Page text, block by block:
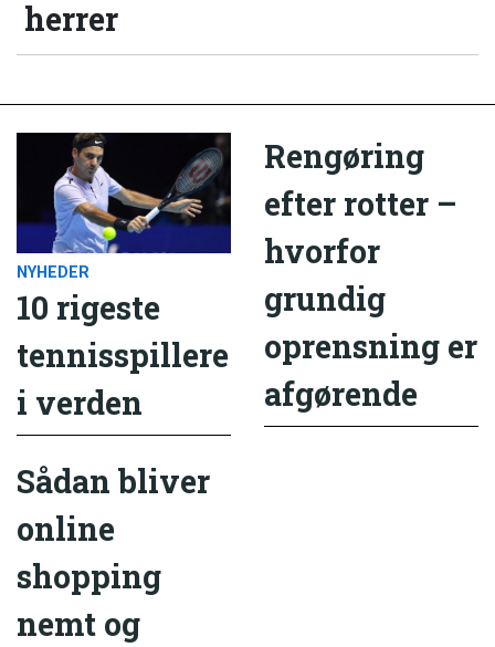
herrer
NYHEDER
10 rigeste
tennisspillere
i verden
Rengøring
efter rotter –
hvorfor
grundig
oprensning er
afgørende
Sådan bliver
online
shopping
nemt og